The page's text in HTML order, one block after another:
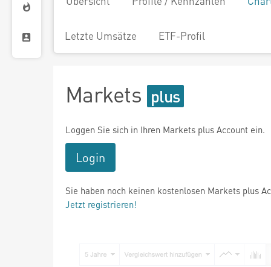
Letzte Umsätze ETF-Profil
Markets
Loggen Sie sich in Ihren Markets plus Account ein.
Login
Sie haben noch keinen kostenlosen Markets plus
Jetzt registrieren!